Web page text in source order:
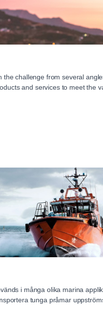
the challenge from several
and services to meet the
i många olika marina
tunga pråmar